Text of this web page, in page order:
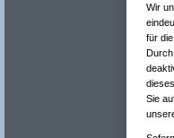
Wir
für
Sie